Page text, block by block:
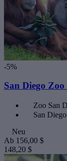
-5%
San Diego
Zoo San
San
Neu
Ab 156,00 $
148,20 $